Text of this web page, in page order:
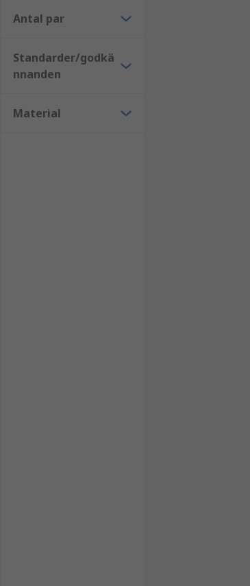
Antal par
Standarder/godkä
nnanden
Material